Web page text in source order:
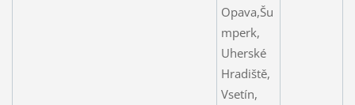
Opava,Šu
mperk,
Uherské
Hradiště,
Vsetín,